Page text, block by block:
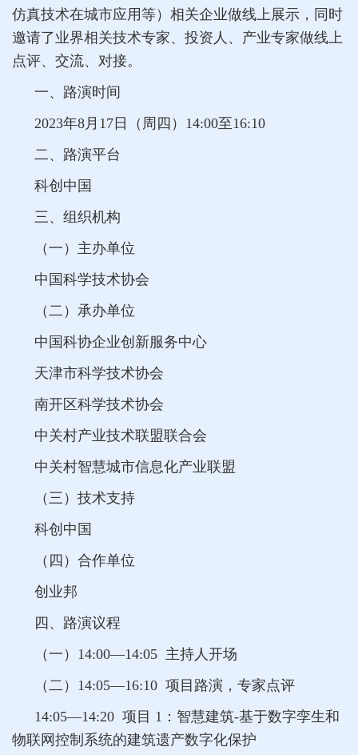
仿真技术在城市应用等）相关企业做线上展示，同时
邀请了业界相关技术专家、投资人、产业专家做线上
点评、交流、对接。
一、路演时间
2023年8月17日（周四）14:00至16:10
二、路演平台
科创中国
三、组织机构
（一）主办单位
中国科学技术协会
（二）承办单位
中国科协企业创新服务中心
天津市科学技术协会
南开区科学技术协会
中关村产业技术联盟联合会
中关村智慧城市信息化产业联盟
（三）技术支持
科创中国
（四）合作单位
创业邦
四、路演议程
（一）14:00—14:05 主持人开场
（二）14:05—16:10 项目路演，专家点评
14:05—14:20 项目 1：智慧建筑-基于数字孪生和
物联网控制系统的建筑遗产数字化保护